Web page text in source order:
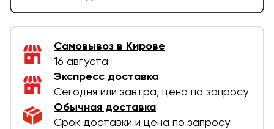
Самовывоз в Кирове
16 августа
Экспресс доставка
Сегодня или завтра, цена по запросу
Обычная доставка
Срок доставки и цена по запросу